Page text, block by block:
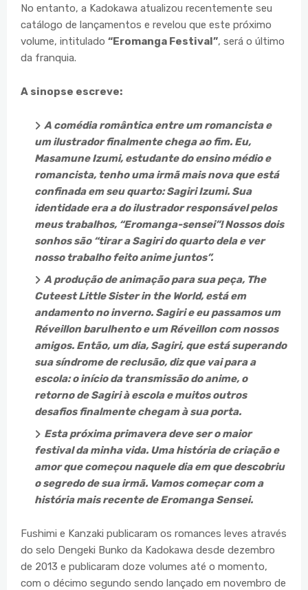
No entanto, a Kadokawa atualizou recentemente seu
catálogo de lançamentos e revelou que este próximo
volume, intitulado “Eromanga Festival”, será o último
da franquia.
A sinopse escreve:
A comédia romântica entre um romancista e
um ilustrador finalmente chega ao fim. Eu,
Masamune Izumi, estudante do ensino médio e
romancista, tenho uma irmã mais nova que está
confinada em seu quarto: Sagiri Izumi. Sua
identidade era a do ilustrador responsável pelos
meus trabalhos, “Eromanga-sensei”! Nossos dois
sonhos são “tirar a Sagiri do quarto dela e ver
nosso trabalho feito anime juntos”.
A produção de animação para sua peça, The
Cuteest Little Sister in the World, está em
andamento no inverno. Sagiri e eu passamos um
Réveillon barulhento e um Réveillon com nossos
amigos. Então, um dia, Sagiri, que está superando
sua síndrome de reclusão, diz que vai para a
escola: o início da transmissão do anime, o
retorno de Sagiri à escola e muitos outros
desafios finalmente chegam à sua porta.
Esta próxima primavera deve ser o maior
festival da minha vida. Uma história de criação e
amor que começou naquele dia em que descobriu
o segredo de sua irmã. Vamos começar com a
história mais recente de Eromanga Sensei.
Fushimi e Kanzaki publicaram os romances leves através
do selo Dengeki Bunko da Kadokawa desde dezembro
de 2013 e publicaram doze volumes até o momento,
com o décimo segundo sendo lançado em novembro de